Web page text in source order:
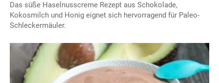
Das süße Haselnusscreme Rezept aus Schokolade,
Kokosmilch und Honig eignet sich hervorragend für Paleo-
Schleckermäuler.